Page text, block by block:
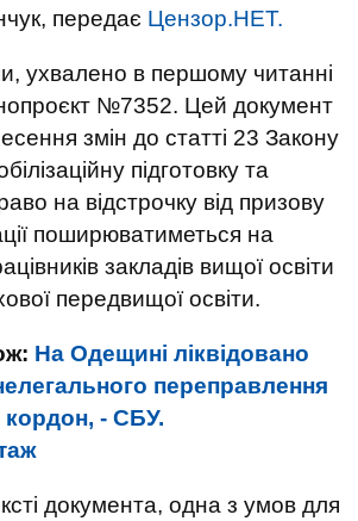
передає Цензор.НЕТ.
ухвалено в першому читанні
№7352. Цей документ
змін до статті 23 Закону
підготовку та
на відстрочку від призову
поширюватиметься на
закладів вищої освіти
передвищої освіти.
На Одещині ліквідовано
переправлення
кордон, - СБУ.
документа, одна з умов для